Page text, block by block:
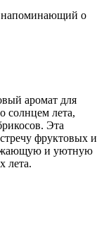
напоминающий о
аромат для
солнцем лета,
Эта
фруктовых и
и уютную
лета.